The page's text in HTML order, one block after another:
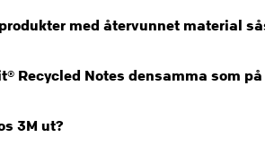
med återvunnet material
Recycled Notes densamma som
3M ut?